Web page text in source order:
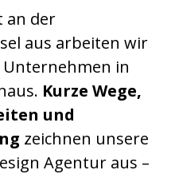
an der
aus arbeiten wir
in
Kurze Wege,
und
zeichnen unsere
Agentur aus –